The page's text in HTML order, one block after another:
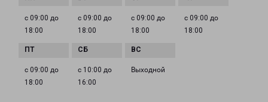
с 09:00 до
18:00
с 09:00 до
18:00
с 09:00 до
18:00
с 09:00 до
18:00
с 09:00 до
18:00
с 10:00 до
16:00
Выходной